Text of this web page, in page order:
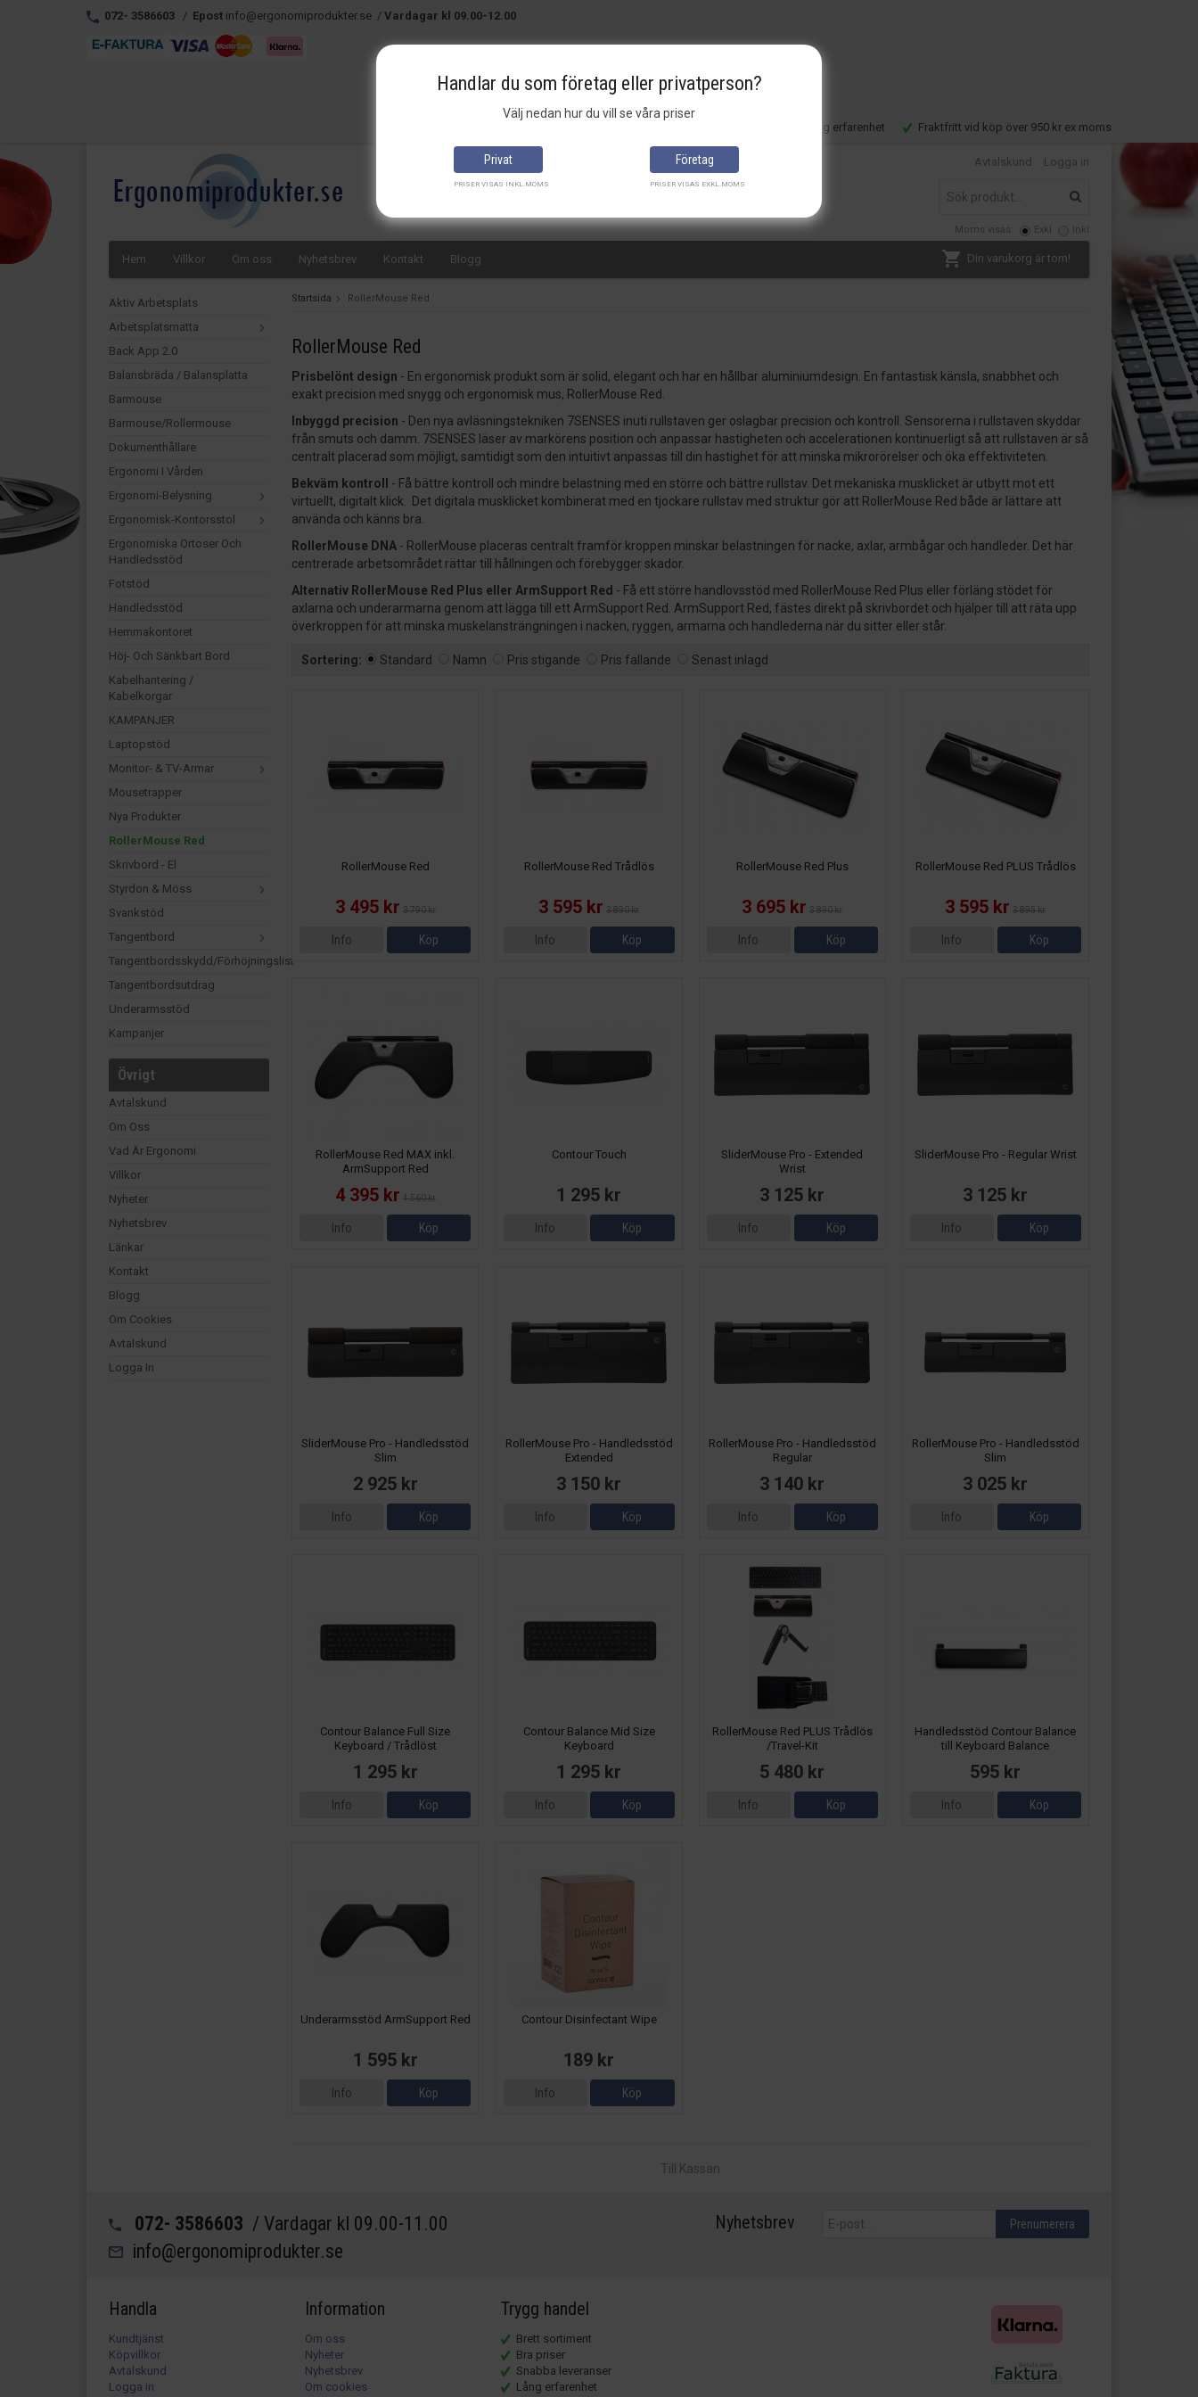
072- 3586603 / Epost info@ergonomiprodukter.se / Vardagar kl 09.00-12.00
Lång erfarenhet Fraktfritt vid köp över 950 kr ex moms
Avtalskund Logga in
Moms visas: Exkl Inkl
Hem Villkor Om oss Nyhetsbrev Kontakt Blogg Din varukorg är tom!
Aktiv Arbetsplats
Arbetsplatsmatta
Back App 2.0
Balansbräda / Balansplatta
Barmouse
Barmouse/Rollermouse
Dokumenthållare
Ergonomi I Vården
Ergonomi-Belysning
Ergonomisk-Kontorsstol
Ergonomiska Ortoser Och
Handledsstöd
Fotstöd
Handledsstöd
Hemmakontoret
Höj- Och Sänkbart Bord
Kabelhantering /
Kabelkorgar
KAMPANJER
Laptopstöd
Monitor- & TV-Armar
Mousetrapper
Nya Produkter
RollerMouse Red
Skrivbord - El
Styrdon & Möss
Svankstöd
Tangentbord
Tangentbordsskydd/förhöjningslist
Tangentbordsutdrag
Underarmsstöd
Kampanjer
Övrigt
Avtalskund
Om Oss
Vad Är Ergonomi
Villkor
Nyheter
Nyhetsbrev
Länkar
Kontakt
Blogg
Om Cookies
Avtalskund
Logga In
Startsida RollerMouse Red
RollerMouse Red
Prisbelönt design - En ergonomisk produkt som är solid, elegant och har en hållbar aluminiumdesign. En fantastisk känsla, snabbhet och
exakt precision med snygg och ergonomisk mus, RollerMouse Red.
Inbyggd precision - Den nya avläsningstekniken 7SENSES inuti rullstaven ger oslagbar precision och kontroll. Sensorerna i rullstaven skyddar
från smuts och damm. 7SENSES läser av markörens position och anpassar hastigheten och accelerationen kontinuerligt så att rullstaven är så
centralt placerad som möjligt, samtidigt som den intuitivt anpassas till din hastighet för att minska mikrorörelser och öka effektiviteten.
Bekväm kontroll
- Få bättre kontroll och mindre belastning med en större och bättre rullstav. Det mekaniska musklicket är utbytt mot ett
virtuellt, digitalt klick. Det digitala musklicket kombinerat med en tjockare rullstav med struktur gör att RollerMouse Red både är lättare att
använda och känns bra.
RollerMouse DNA - RollerMouse placeras centralt framför kroppen minskar belastningen för nacke, axlar, armbågar och handleder. Det här
centrerade arbetsområdet rättar till hållningen och förebygger skador.
Alternativ RollerMouse Red Plus eller ArmSupport Red - Få ett större handlovsstöd med RollerMouse Red Plus eller förläng stödet för
axlarna och underarmarna genom att lägga till ett ArmSupport Red. ArmSupport Red, fästes direkt på skrivbordet och hjälper till att räta upp
överkroppen för att minska muskelansträngningen i nacken, ryggen, armarna och handlederna när du sitter eller står.
Sortering: Standard Namn Pris stigande Pris fallande Senast inlagd
RollerMouse Red
3 495 kr 3 790 kr
Info Köp
RollerMouse Red Trådlös
3 595 kr 3 890 kr
Info Köp
RollerMouse Red Plus
3 695 kr 3 890 kr
Info Köp
RollerMouse Red PLUS Trådlös
3 595 kr 3 895 kr
Info Köp
RollerMouse Red MAX inkl.
ArmSupport Red
4 395 kr 4 560 kr
Info Köp
Contour Touch
1 295 kr
Info Köp
SliderMouse Pro - Extended
Wrist
3 125 kr
Info Köp
SliderMouse Pro - Regular Wrist
3 125 kr
Info Köp
SliderMouse Pro - Handledsstöd
Slim
2 925 kr
Info Köp
RollerMouse Pro - Handledsstöd
Extended
3 150 kr
Info Köp
RollerMouse Pro - Handledsstöd
Regular
3 140 kr
Info Köp
RollerMouse Pro - Handledsstöd
Slim
3 025 kr
Info Köp
Contour Balance Full Size
Keyboard / Trådlöst
1 295 kr
Info Köp
Contour Balance Mid Size
Keyboard
1 295 kr
Info Köp
RollerMouse Red PLUS Trådlös
/Travel-Kit
5 480 kr
Info Köp
Handledsstöd Contour Balance
till Keyboard Balance
595 kr
Info Köp
Underarmsstöd ArmSupport Red
1 595 kr
Info Köp
Contour Disinfectant Wipe
189 kr
Info Köp
Till Kassan
072- 3586603 / Vardagar kl 09.00-11.00
info@ergonomiprodukter.se
Nyhetsbrev Prenumerera
Handla
Kundtjänst
Köpvillkor
Avtalskund
Logga in
Information
Om oss
Nyheter
Nyhetsbrev
Om cookies
Trygg handel
Brett sortiment
Bra priser
Snabba leveranser
Lång erfarenhet
Handlar du som företag eller privatperson?
Välj nedan hur du vill se våra priser
Privat
PRISER VISAS INKL.MOMS
Företag
PRISER VISAS EXKL.MOMS